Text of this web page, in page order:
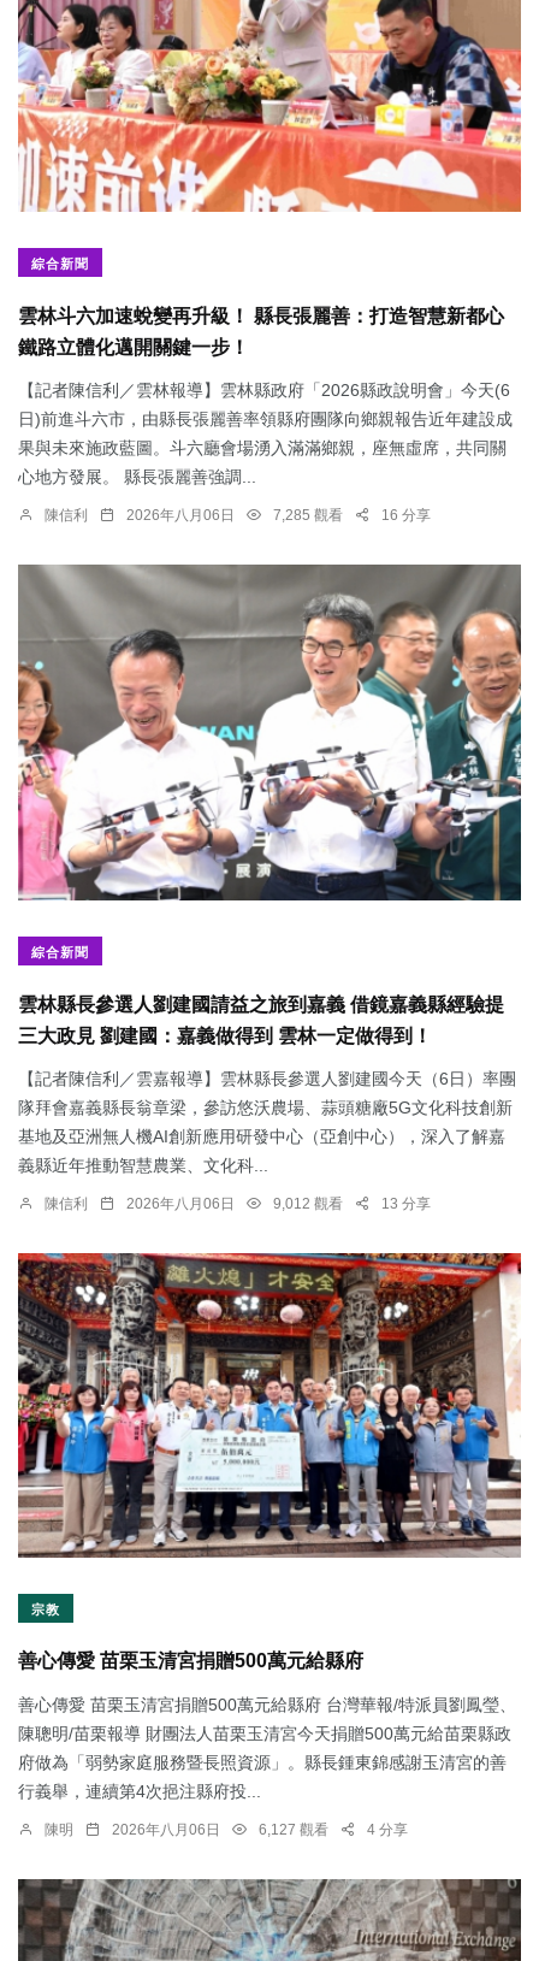
綜合新聞
雲林斗六加速蛻變再升級！ 縣長張麗善：打造智慧新都心
鐵路立體化邁開關鍵一步！
【記者陳信利／雲林報導】雲林縣政府「2026縣政說明會」今天(6
日)前進斗六市，由縣長張麗善率領縣府團隊向鄉親報告近年建設成
果與未來施政藍圖。斗六廳會場湧入滿滿鄉親，座無虛席，共同關
心地方發展。 縣長張麗善強調...
陳信利 2026年八月06日 7,285 觀看 16 分享
綜合新聞
雲林縣長參選人劉建國請益之旅到嘉義 借鏡嘉義縣經驗提
三大政見 劉建國：嘉義做得到 雲林一定做得到！
【記者陳信利／雲嘉報導】雲林縣長參選人劉建國今天（6日）率團
隊拜會嘉義縣長翁章梁，參訪悠沃農場、蒜頭糖廠5G文化科技創新
基地及亞洲無人機AI創新應用研發中心（亞創中心），深入了解嘉
義縣近年推動智慧農業、文化科...
陳信利 2026年八月06日 9,012 觀看 13 分享
宗教
善心傳愛 苗栗玉清宮捐贈500萬元給縣府
善心傳愛 苗栗玉清宮捐贈500萬元給縣府 台灣華報/特派員劉鳳瑩、
陳聰明/苗栗報導 財團法人苗栗玉清宮今天捐贈500萬元給苗栗縣政
府做為「弱勢家庭服務暨長照資源」。縣長鍾東錦感謝玉清宮的善
行義舉，連續第4次挹注縣府投...
陳明 2026年八月06日 6,127 觀看 4 分享